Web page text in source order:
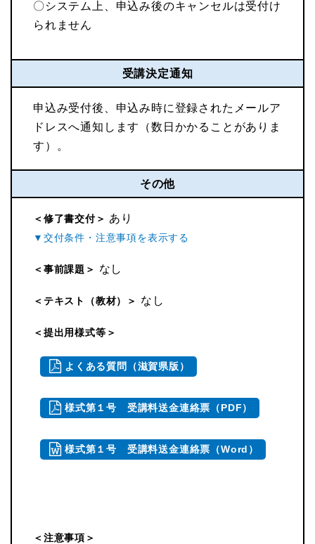
〇システム上、申込み後のキャンセルは受付け
られません
受講決定通知
申込み受付後、申込み時に登録されたメールア
ドレスへ通知します（数日かかることがありま
す）。
その他
＜修了書交付＞ あり
＜事前課題＞ なし
＜テキスト（教材）＞ なし
＜提出用様式等＞
よくある質問（滋賀県版）
様式第１号 受講料送金連絡票（PDF）
様式第１号 受講料送金連絡票（Word）
＜注意事項＞